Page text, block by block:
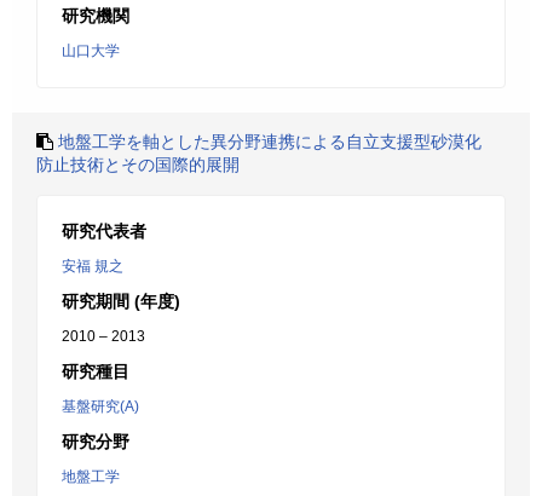
研究機関
山口大学
地盤工学を軸とした異分野連携による自立支援型砂漠化
防止技術とその国際的展開
研究代表者
安福 規之
研究期間 (年度)
2010 – 2013
研究種目
基盤研究(A)
研究分野
地盤工学